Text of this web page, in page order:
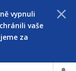
vypnuli
vaše
za